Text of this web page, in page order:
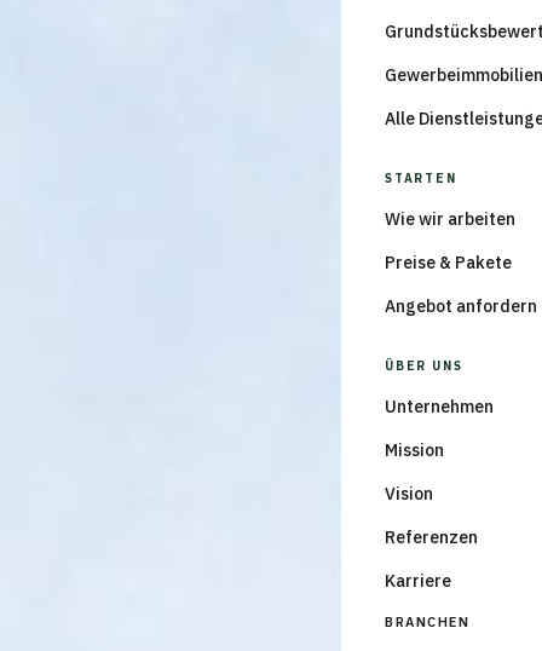
Alle
STARTEN
Wie wir arbeiten
Preise & Pakete
Angebot anfordern
ÜBER UNS
Unternehmen
Mission
Vision
Referenzen
Karriere
BRANCHEN